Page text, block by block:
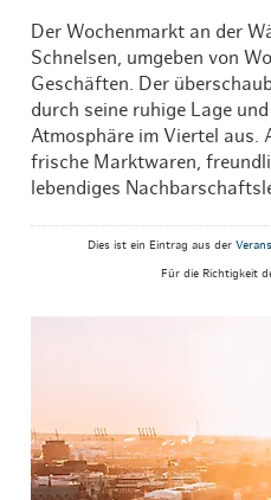
Der Wochenmarkt an der
Schnelsen, umgeben von
Geschäften. Der
durch seine ruhige Lage
Atmosphäre im Viertel aus.
frische Marktwaren,
lebendiges
Dies ist ein Eintrag aus der
Für die Richtigkeit